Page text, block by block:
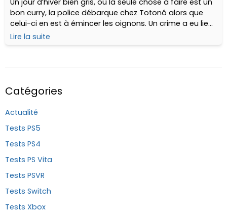
Un jour d’hiver bien gris, où la seule chose à faire est un
bon curry, la police débarque chez Totonô alors que
celui-ci en est à émincer les oignons. Un crime a eu lieu
dans le quartier...
Lire la suite
Catégories
Actualité
Tests PS5
Tests PS4
Tests PS Vita
Tests PSVR
Tests Switch
Tests Xbox